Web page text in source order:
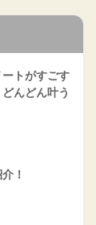
ートがすごす
んどん叶う
！